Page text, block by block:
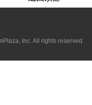
Inc. All rights reserved.